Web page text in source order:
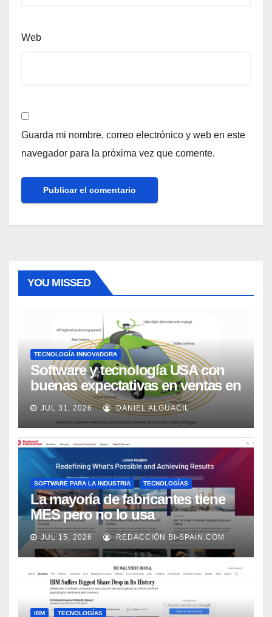
Web
Guarda mi nombre, correo electrónico y web en este
navegador para la próxima vez que comente.
YOU MISSED
TECNOLOGÍA INNOVADORA
Software y tecnología USA con
buenas expectativas en ventas en
los próximos 2 años, según
Market Watch
JUL 31, 2026 DANIEL ALGUACIL
SOFTWARE PARA LA INDUSTRIA TECNOLOGÍAS
La mayoría de fabricantes tiene
MES pero no lo usa
adecuadamente, según Rockwell
Automation
JUL 15, 2026 REDACCIÓN BI-SPAIN.COM
IBM TECNOLOGÍAS